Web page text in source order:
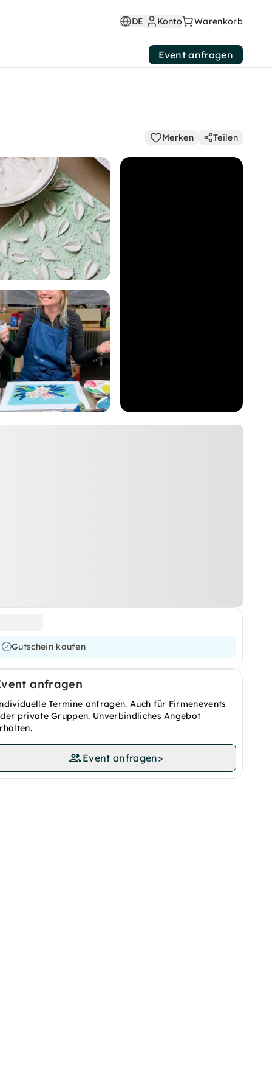
DE Konto Warenkorb
Event anfragen
Merken Teilen
Gutschein kaufen
anfragen
Termine anfragen. Auch für Firmenevents
private Gruppen. Unverbindliches Angebot
Event anfragen>